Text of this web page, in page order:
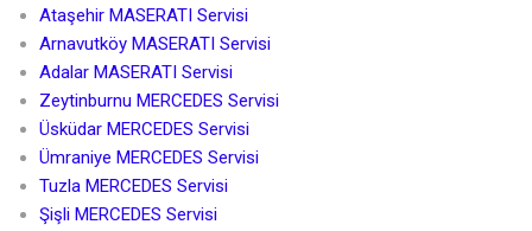
Ataşehir MASERATI Servisi
Arnavutköy MASERATI Servisi
Adalar MASERATI Servisi
Zeytinburnu MERCEDES Servisi
Üsküdar MERCEDES Servisi
Ümraniye MERCEDES Servisi
Tuzla MERCEDES Servisi
Şişli MERCEDES Servisi